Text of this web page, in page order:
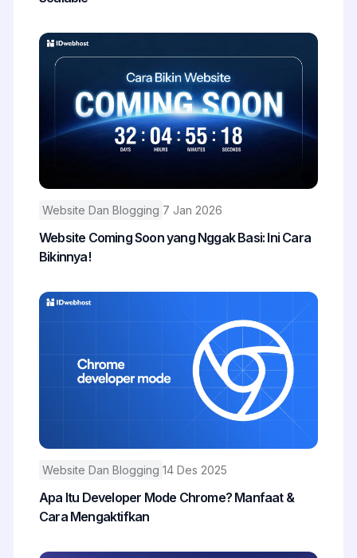
Website Dan Blogging 7 Jan 2026
Website Coming Soon yang Nggak Basi: Ini Cara
Bikinnya!
Website Dan Blogging 14 Des 2025
Apa Itu Developer Mode Chrome? Manfaat &
Cara Mengaktifkan